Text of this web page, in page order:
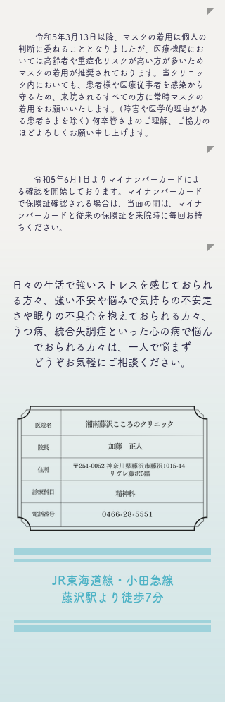
令和5年3月13日以降、マスクの着用は個人の
判断に委ねることとなりましたが、医療機関にお
いては高齢者や重症化リスクが高い方が多いため
マスクの着用が推奨されております。当クリニッ
ク内においても、患者様や医療従事者を感染から
守るため、来院されるすべての方に常時マスクの
着用をお願いいたします。(障害や医学的理由があ
る患者さまを除く) 何卒皆さまのご理解、ご協力の
ほどよろしくお願い申し上げます。
令和5年6月1日よりマイナンバーカードによ
る確認を開始しております。マイナンバーカード
で保険証確認される場合は、当面の間は、マイナ
ンバーカードと従来の保険証を来院時に毎回お持
ちください。
日々の生活で強いストレスを感じておられ
る方々、強い不安や悩みで気持ちの不安定
さや眠りの不具合を抱えておられる方々、
うつ病、統合失調症といった心の病で悩ん
でおられる方々は、一人で悩まず
どうぞ お気軽にご相談ください。
JR東海道線・小田急線
藤沢駅より徒歩7分